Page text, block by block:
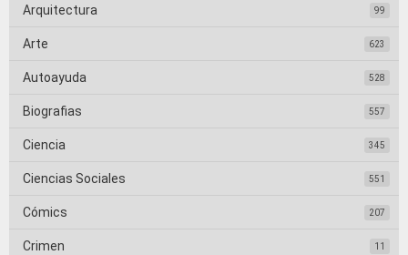
Arquitectura 99
Arte 623
Autoayuda 528
Biografias 557
Ciencia 345
Ciencias Sociales 551
Cómics 207
Crimen 11